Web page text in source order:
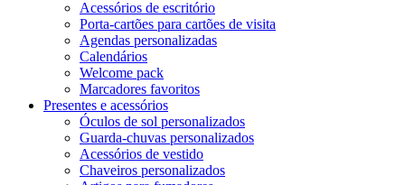
Acessórios de escritório
Porta-cartões para cartões de visita
Agendas personalizadas
Calendários
Welcome pack
Marcadores favoritos
Presentes e acessórios
Óculos de sol personalizados
Guarda-chuvas personalizados
Acessórios de vestido
Chaveiros personalizados